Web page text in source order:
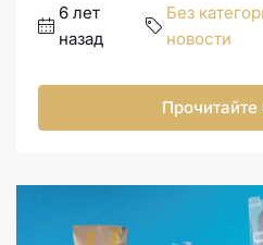
6 лет
назад
Без
новости